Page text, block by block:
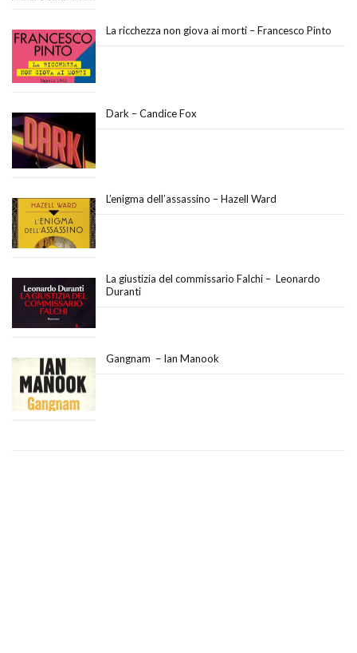
La ricchezza non giova ai morti – Francesco Pinto
Dark – Candice Fox
L’enigma dell’assassino – Hazell Ward
La giustizia del commissario Falchi – Leonardo
Duranti
Gangnam – Ian Manook